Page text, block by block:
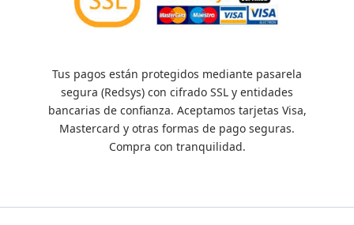
Tus pagos están protegidos mediante pasarela
segura (Redsys) con cifrado SSL y entidades
bancarias de confianza. Aceptamos tarjetas Visa,
Mastercard y otras formas de pago seguras.
Compra con tranquilidad.